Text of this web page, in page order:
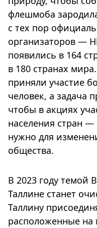
флешмоба
с тех пор
организаторов —
появились в 164
в 180 странах
приняли участие
человек, а задача
чтобы в акциях
населения стран
нужно для
общества.
В 2023 году темой
Таллине станет
Таллину
расположенные на